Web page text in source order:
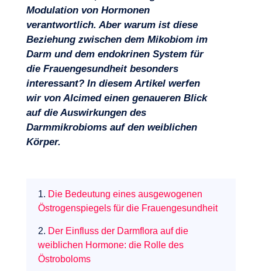
Modulation von Hormonen
verantwortlich. Aber warum ist diese
Beziehung zwischen dem Mikobiom im
Darm und dem endokrinen System für
die Frauengesundheit besonders
interessant? In diesem Artikel werfen
wir von Alcimed einen genaueren Blick
auf die Auswirkungen des
Darmmikrobioms auf den weiblichen
Körper.
1. Die Bedeutung eines ausgewogenen
Östrogenspiegels für die Frauengesundheit
2. Der Einfluss der Darmflora auf die
weiblichen Hormone: die Rolle des
Östroboloms